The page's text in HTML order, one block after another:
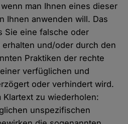
man Ihnen eines dieser
Ihnen anwenden will. Das
Sie eine falsche oder
und/oder durch den
Praktiken der rechte
verfüglichen und
oder verhindert wird.
Klartext zu wiederholen:
unspezifischen